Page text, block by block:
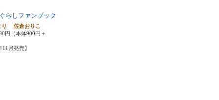
らしファンブック
り 佐倉おりこ
円（本体900円＋
11月発売】